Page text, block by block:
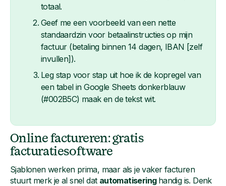
totaal.
Geef me een voorbeeld van een nette
standaardzin voor betaalinstructies op mijn
factuur (betaling binnen 14 dagen, IBAN [zelf
invullen]).
Leg stap voor stap uit hoe ik de kopregel van
een tabel in Google Sheets donkerblauw
(#002B5C) maak en de tekst wit.
Online factureren: gratis
facturatiesoftware
Sjablonen werken prima, maar als je vaker facturen
stuurt merk je al snel dat automatisering handig is. Denk